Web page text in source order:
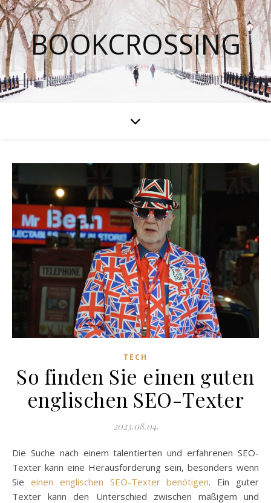
BOOKCROSSING
TECH
So finden Sie einen guten
englischen SEO-Texter
2023.08.04.
Die Suche nach einem talentierten und erfahrenen SEO-
Texter kann eine Herausforderung sein, besonders wenn
Sie einen englischen SEO-Texter benötigen. Ein guter
Texter kann den Unterschied zwischen mäßigem und